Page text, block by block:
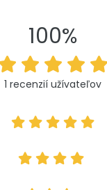
100%
1 recenzií užívateľov